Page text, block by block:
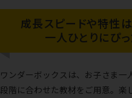
成長スピードや特性は
一人ひとりにぴ
ワンダーボックスは、お子さま
段階に合わせた教材をご用意。 楽